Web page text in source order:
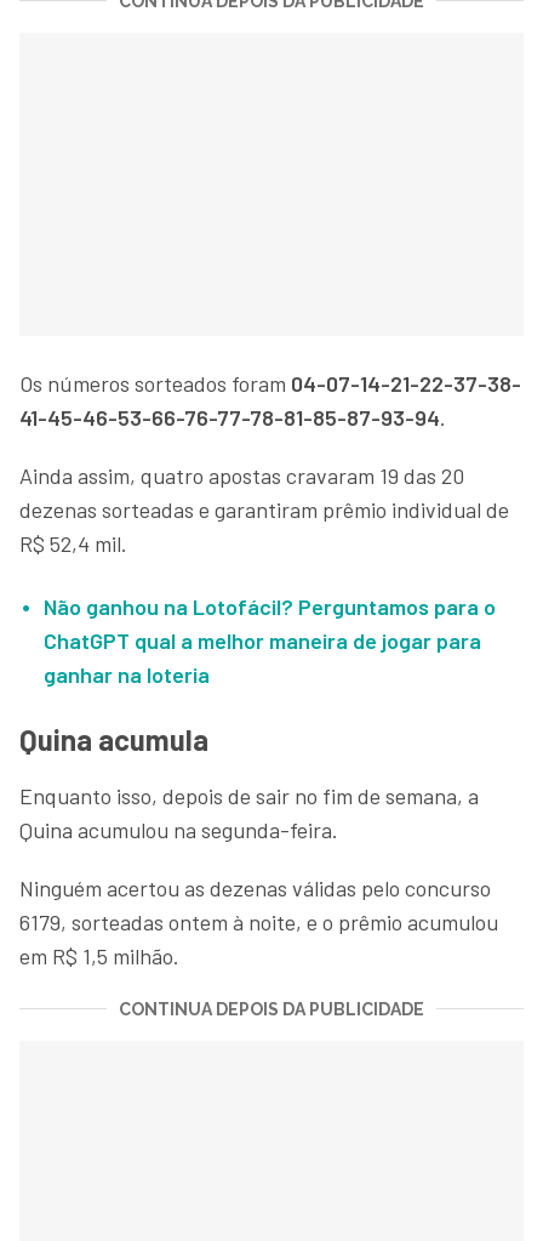
Os números sorteados foram 04-07-14-21-22-37-38-
41-45-46-53-66-76-77-78-81-85-87-93-94.
Ainda assim, quatro apostas cravaram 19 das 20
dezenas sorteadas e garantiram prêmio individual de
R$ 52,4 mil.
Não ganhou na Lotofácil? Perguntamos para o
ChatGPT qual a melhor maneira de jogar para
ganhar na loteria
Quina acumula
Enquanto isso, depois de sair no fim de semana, a
Quina acumulou na segunda-feira.
Ninguém acertou as dezenas válidas pelo concurso
6179, sorteadas ontem à noite, e o prêmio acumulou
em R$ 1,5 milhão.
CONTINUA DEPOIS DA PUBLICIDADE